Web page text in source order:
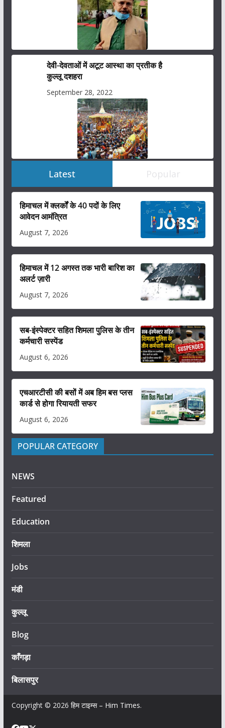
देवी-देवताओं में अटूट आस्था का प्रतीक है
कुल्लू दशहरा
September 28, 2022
Latest Popular
हिमाचल में क्लर्कों के 40 पदों के लिए
आवेदन आमंत्रित
August 7, 2026
हिमाचल में 12 अगस्त तक भारी बारिश का
अलर्ट ज़ारी
August 7, 2026
सब-इंस्पेक्टर सहित शिमला पुलिस के तीन
कर्मचारी सस्पेंड
August 6, 2026
एचआरटीसी की बसों में अब हिम बस प्लस
कार्ड से होगा रियायती सफर
August 6, 2026
POPULAR CATEGORY
NEWS
Featured
Education
शिमला
Jobs
मंडी
कुल्लू
Blog
काँगड़ा
बिलासपुर
Copyright © 2026 हिम टाइम्स – Him Times.